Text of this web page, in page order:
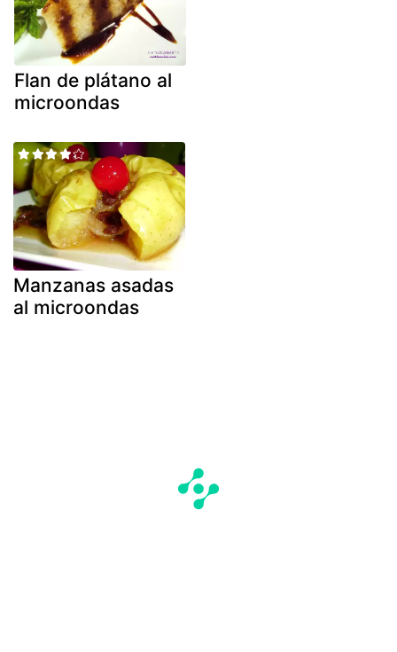
Flan de plátano al
microondas
Manzanas asadas
al microondas